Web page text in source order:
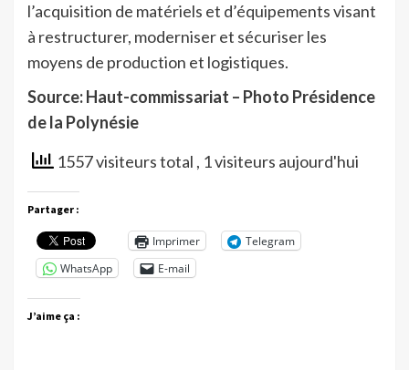
l’acquisition de matériels et d’équipements visant
à restructurer, moderniser et sécuriser les
moyens de production et logistiques.
Source: Haut-commissariat – Photo Présidence
de la Polynésie
1557 visiteurs total , 1 visiteurs aujourd'hui
Partager :
Imprimer
Telegram
WhatsApp
E-mail
J’aime ça :